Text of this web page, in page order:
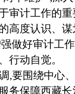
审计工作的
高度认识、
做好审计工
行动自觉。
,要围绕中心
务保障西藏